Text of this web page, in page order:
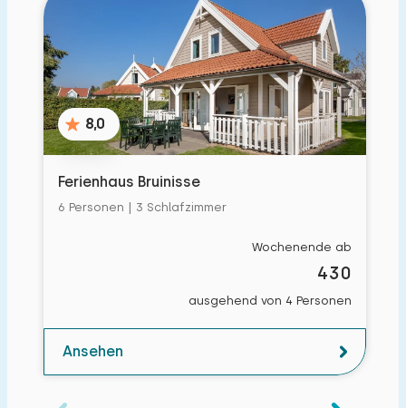
8,0
Ferienhaus Bruinisse
6 Personen | 3 Schlafzimmer
Wochenende ab
430
ausgehend von 4 Personen
Ansehen